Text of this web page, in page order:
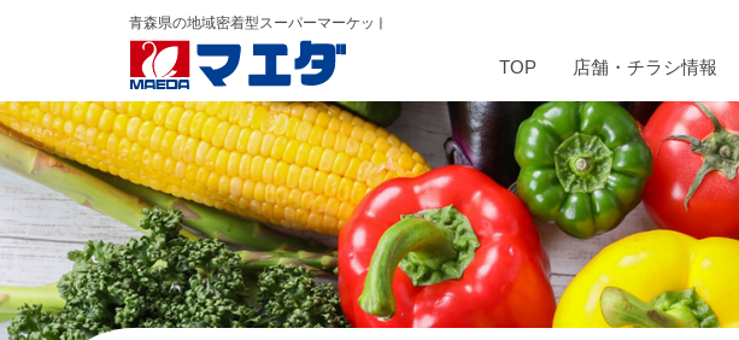
TOP 店舗・チラシ情報
会社概要
会社概要 社長挨拶 会社沿革 組織図
社会・地域貢献活動
カード入会のご案内(コジカ)
店舗サービス